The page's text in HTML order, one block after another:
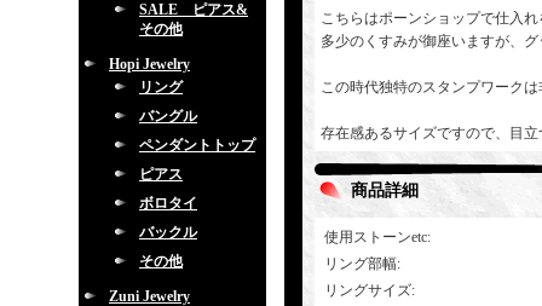
SALE ピアス&
その他
Hopi Jewelry
リング
バングル
ペンダントトップ
ピアス
ボロタイ
バックル
その他
Zuni Jewelry
こちらはポーンショップで仕入
多少のくすみが御座いますが、
この時代独特のスタンプワーク
存在感あるサイズですので、目
商品詳細
使用ストーンetc:
リング部幅:
リングサイズ: